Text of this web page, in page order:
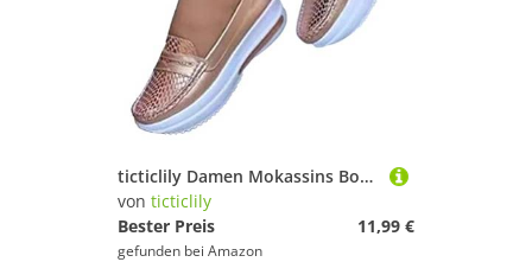
ticticlily Damen Mokassins Bootsschuhe Bequeme Leder Loafers Slip on Freizeitschuhe Flache Fahren Schuhe Slippers A Roségold 40 EU
von ticticlily
Bester Preis
11,99 €
gefunden bei Amazon